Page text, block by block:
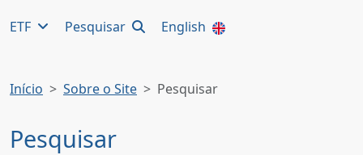
ETF Pesquisar English
Início Sobre o Site Pesquisar
Pesquisar